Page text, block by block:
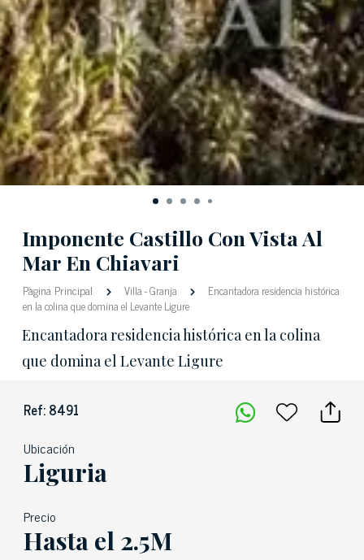
Imponente Castillo Con Vista Al
Mar En Chiavari
Pàgina Principal Villa-Granja
Encantadora residencia histórica
en la colina que domina el Levante Ligure
Encantadora residencia histórica en la colina
que domina el Levante Ligure
Ref: 8491
Ubicación
Liguria
Precio
Hasta el 2.5M